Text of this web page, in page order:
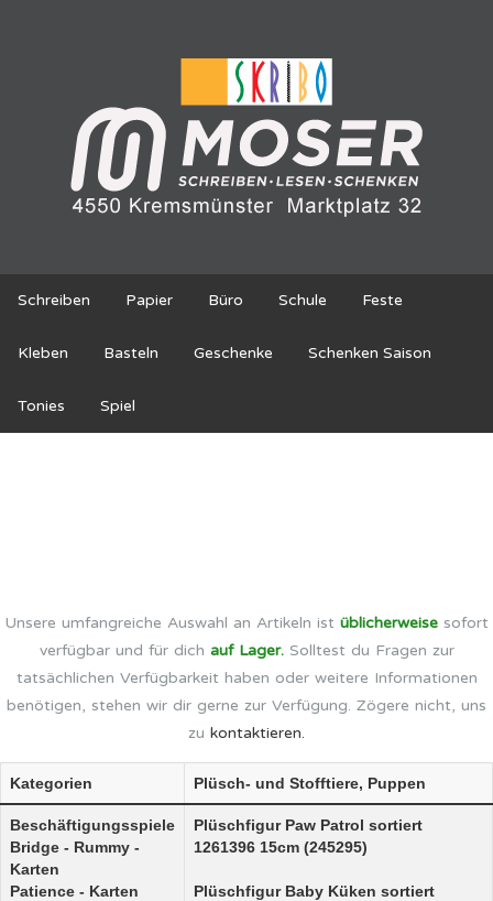
Schreiben Papier Büro Schule Feste
Kleben Basteln Geschenke Schenken Saison
Tonies Spiel
Unsere umfangreiche Auswahl an Artikeln ist üblicherweise sofort
verfügbar und für dich auf Lager.Solltest du Fragen zur
tatsächlichen Verfügbarkeit haben oder weitere Informationen
benötigen, stehen wir dir gerne zur Verfügung. Zögere nicht, uns
zu kontaktieren.
Kategorien Plüsch- und Stofftiere, Puppen
Beschäftigungsspiele
Bridge - Rummy -
Karten
Patience - Karten
Plüschfigur Paw Patrol sortiert
1261396 15cm (245295)
Plüschfigur Baby Küken sortiert